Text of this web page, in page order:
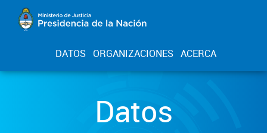
DATOS ORGANIZACIONES ACERCA
Datos